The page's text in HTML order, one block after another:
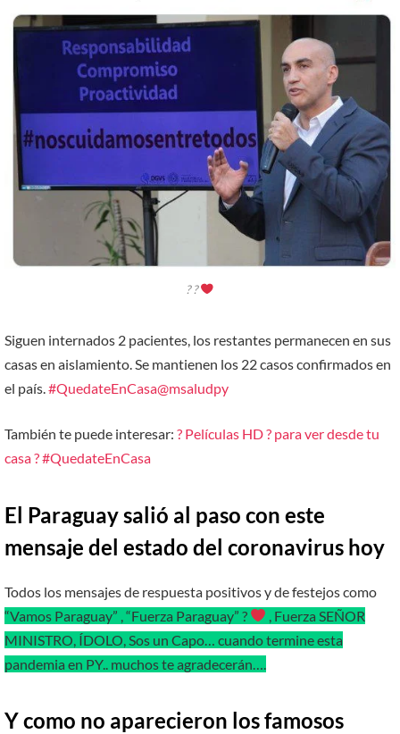
? ?
Siguen internados 2 pacientes, los restantes permanecen en sus
casas en aislamiento. Se mantienen los 22 casos confirmados en
el país. #QuedateEnCasa@msaludpy
También te puede interesar: ? Películas HD ? para ver desde tu
casa ? #QuedateEnCasa
El Paraguay salió al paso con este
mensaje del estado del coronavirus hoy
Todos los mensajes de respuesta positivos y de festejos como
“Vamos Paraguay” , “Fuerza Paraguay” ?
, Fuerza SEÑOR
MINISTRO, ÍDOLO, Sos un Capo… cuando termine esta
pandemia en PY.. muchos te agradecerán….
Y como no aparecieron los famosos